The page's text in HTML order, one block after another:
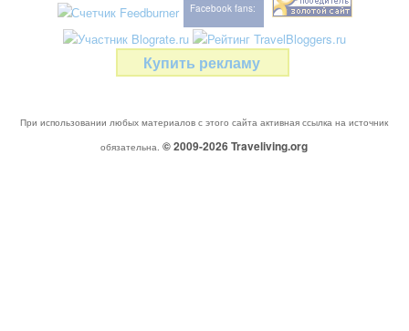
Facebook fans:
Купить рекламу
При использовании любых материалов с этого сайта активная ссылка на источник
обязательна. © 2009-2026Traveliving.org